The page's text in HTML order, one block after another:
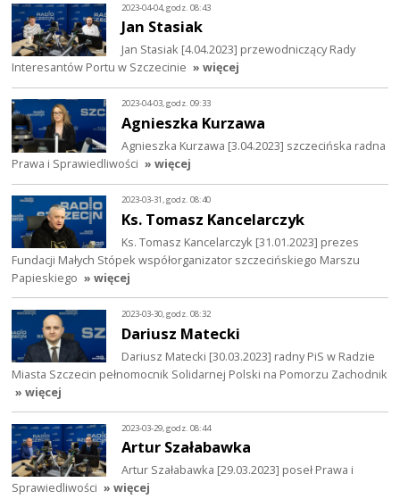
2023-04-04, godz. 08:43
Jan Stasiak
Jan Stasiak [4.04.2023] przewodniczący Rady
Interesantów Portu w Szczecinie » więcej
2023-04-03, godz. 09:33
Agnieszka Kurzawa
Agnieszka Kurzawa [3.04.2023] szczecińska radna
Prawa i Sprawiedliwości » więcej
2023-03-31, godz. 08:40
Ks. Tomasz Kancelarczyk
Ks. Tomasz Kancelarczyk [31.01.2023] prezes
Fundacji Małych Stópek współorganizator szczecińskiego Marszu
Papieskiego » więcej
2023-03-30, godz. 08:32
Dariusz Matecki
Dariusz Matecki [30.03.2023] radny PiS w Radzie
Miasta Szczecin pełnomocnik Solidarnej Polski na Pomorzu Zachodnik
» więcej
2023-03-29, godz. 08:44
Artur Szałabawka
Artur Szałabawka [29.03.2023] poseł Prawa i
Sprawiedliwości » więcej